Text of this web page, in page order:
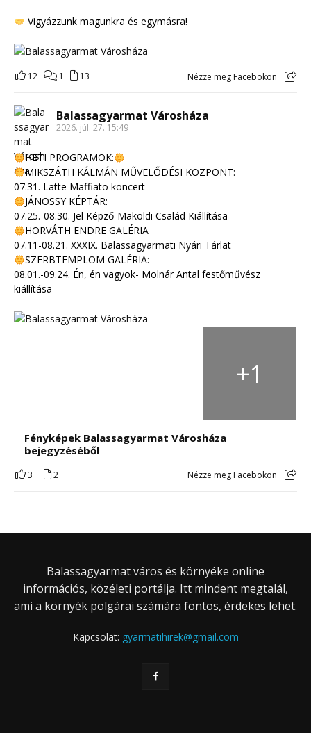
Vigyázzunk magunkra és egymásra!
12 1 13 Nézze meg Facebokon
Balassagyarmat Városháza
2026. júl. 27. 15:49
HETI PROGRAMOK:
MIKSZÁTH KÁLMÁN MŰVELŐDÉSI KÖZPONT:
07.31. Latte Maffiato koncert
JÁNOSSY KÉPTÁR:
07.25.-08.30. Jel Képző-Makoldi Család Kiállítása
HORVÁTH ENDRE GALÉRIA
07.11-08.21. XXXIX. Balassagyarmati Nyári Tárlat
SZERBTEMPLOM GALÉRIA:
08.01.-09.24. Én, én vagyok- Molnár Antal festőművész
kiállítása
+1
Fényképek Balassagyarmat Városháza
bejegyzéséből
3 2 Nézze meg Facebokon
Balassagyarmat város és környéke online
információs, közéleti portálja. Itt mindent megtalál,
ami a környék polgárai számára fontos, érdekes lehet.
Kapcsolat: gyarmatihirek@gmail.com